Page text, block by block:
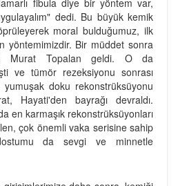
fibula diye bir yöntem var,
dedi. Bu büyük kemik
moral bulduğumuz, ilk
yöntemimizdir. Bir müddet sonra
Murat Topalan geldi. O da
ve tümör rezeksiyonu sonrası
doku rekonstrüksüyonu
Hayati'den bayrağı devraldı.
en karmaşık rekonstrüksüyonları
çok önemli vaka serisine sahip
da sevgi ve minnetle